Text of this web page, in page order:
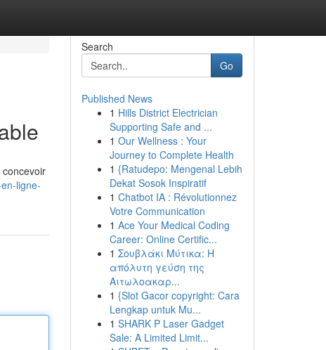
ligne-
Search
Go
Published News
1 Hills District Electrician
Supporting Safe and ...
1 Our Wellness : Your
Journey to Complete Health
1 {Ratudepo: Mengenal Lebih
Dekat Sosok Inspiratif
1 Chatbot IA : Révolutionnez
Votre Communication
1 Ace Your Medical Coding
Career: Online Certific...
1 Σουβλάκι Μύτικα: Η
απόλυτη γεύση της
Αιτωλοακαρ...
1 {Slot Gacor copyright: Cara
Lengkap untuk Mu...
1 SHARK P Laser Gadget
Sale: A Limited Limit...